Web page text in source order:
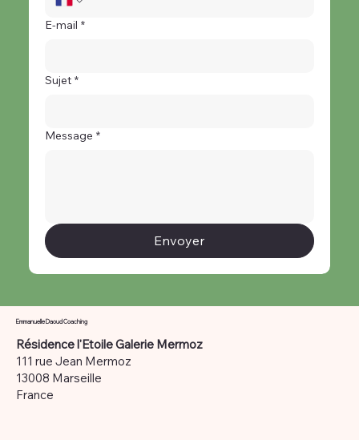
Formulaire de contact
contact afin que nous rentrions en contact via e-mail.
E-mail *
Sujet *
Message *
Envoyer
Emmanuelle Daoud Coaching
Résidence l'Etoile Galerie Mermoz
111 rue Jean Mermoz
13008 Marseille
France